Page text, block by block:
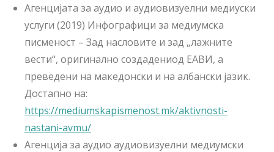
Агенцијата за аудио и аудиовизуелни медиуски
услуги (2019) Инфографици за медиумска
писменост – Зад насловите и зад „лажните
вести“, оригинално создадениод ЕАВИ, а
преведени на македонски и на албански јазик.
Достапно на:
https://mediumskapismenost.mk/aktivnosti-
nastani-avmu/
Агенција за аудио аудиовизуелни медиумски